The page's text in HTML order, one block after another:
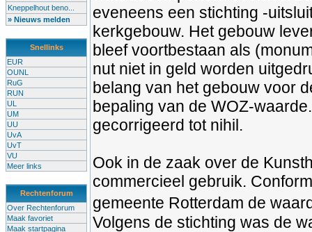
Kneppelhout beno...
» Nieuws melden
Snellinks
EUR
OUNL
RuG
RUN
UL
UM
UU
UvA
UvT
VU
Meer links
Rechtenforum
Over Rechtenforum
Maak favoriet
Maak startpagina
eveneens een stichting -
kerkgebouw. Het gebouw
bleef voortbestaan als
nut niet in geld worden
belang van het gebouw voor
bepaling van de WOZ-
gecorrigeerd tot nihil.
Ook in de zaak over de
commercieel gebruik.
gemeente Rotterdam de
Volgens de stichting was de